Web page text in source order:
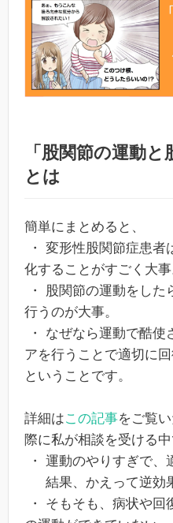
「股関節の運動と
とは
簡単にまとめると、
・ 変形性股関節症患者
化することがすごく大事
・ 股関節の運動をし
行うのが大事。
・ なぜなら運動で酷使
アを行うことで適切に回
ということです。
詳細はこの記事をご覧
際に私が相談を受ける
・ 運動のやりすぎで、
結果、かえって逆効
・ そもそも、病状や